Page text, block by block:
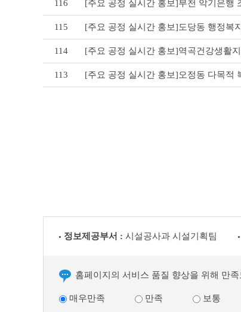
116 [주요 공정 실시간 홍보]부천 악기은행
115 [주요 공정 실시간 홍보]도당동 행정복
114 [주요 공정 실시간 홍보]역곡건강생활
113 [주요 공정 실시간 홍보]오정동 다목적
정보제공부서 : 시설공사과 시설기획팀
홈페이지의 서비스 품질 향상을 위해 만
매우만족 만족 보통